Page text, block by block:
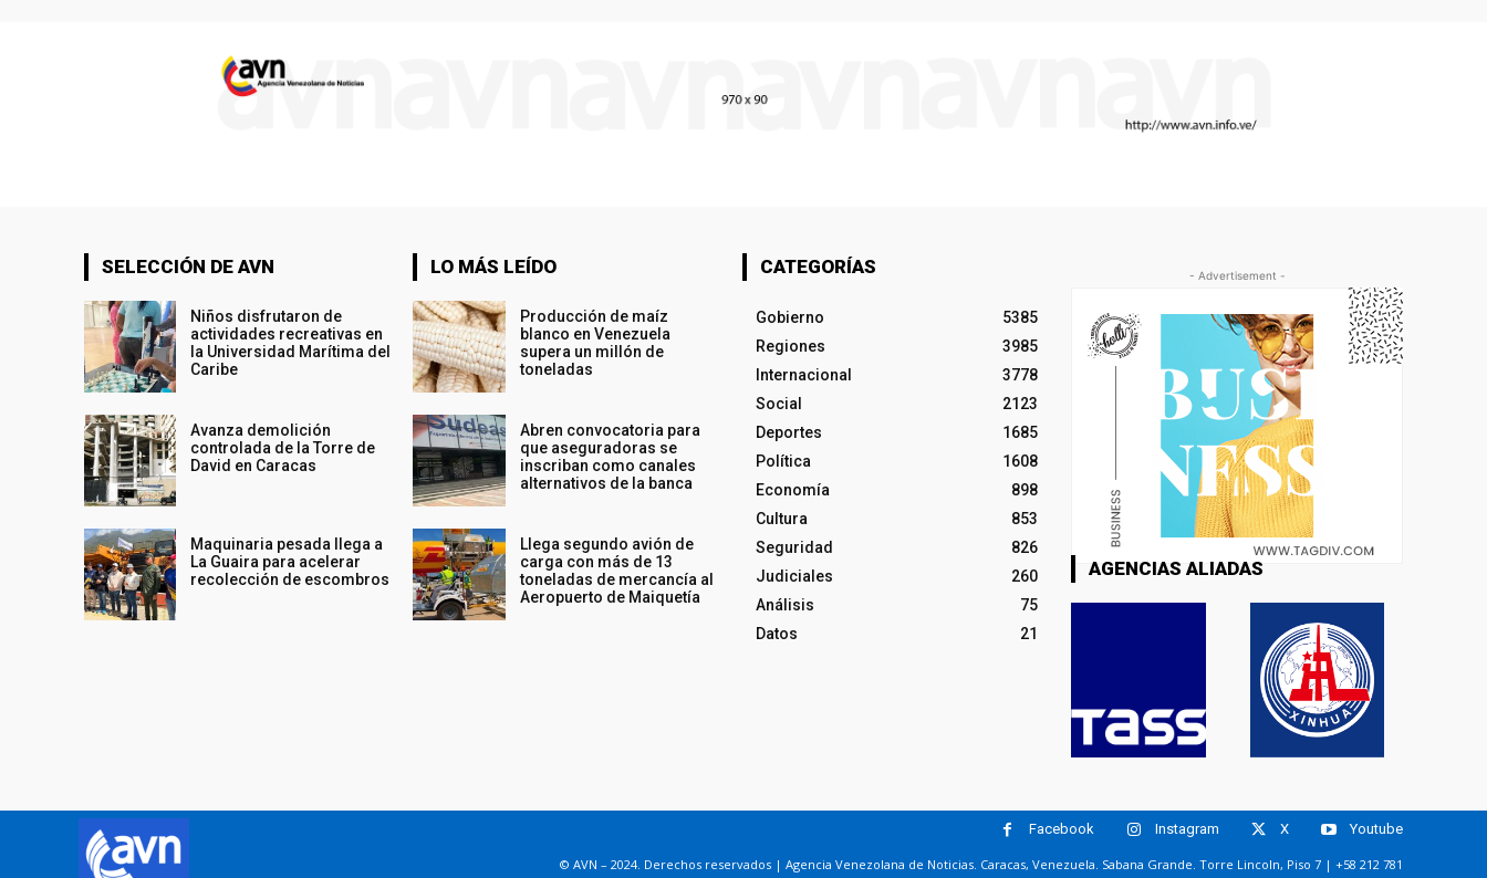
SELECCIÓN DE AVN
Niños disfrutaron de
actividades recreativas en
la Universidad Marítima del
Caribe
Avanza demolición
controlada de la Torre de
David en Caracas
Maquinaria pesada llega a
La Guaira para acelerar
recolección de escombros
LO MÁS LEÍDO
Producción de maíz
blanco en Venezuela
supera un millón de
toneladas
Abren convocatoria para
que aseguradoras se
inscriban como canales
alternativos de la banca
Llega segundo avión de
carga con más de 13
toneladas de mercancía al
Aeropuerto de Maiquetía
CATEGORÍAS
Gobierno
5385
Regiones
3985
Internacional
3778
Social
2123
Deportes
1685
Política
1608
Economía
898
Cultura
853
Seguridad
826
Judiciales
260
Análisis
75
Datos
21
- Advertisement -
AGENCIAS ALIADAS
Facebook Instagram X Youtube
© AVN – 2024. Derechos reservados | Agencia Venezolana de Noticias. Caracas, Venezuela. Sabana Grande. Torre Lincoln, Piso 7 | +58 212 781